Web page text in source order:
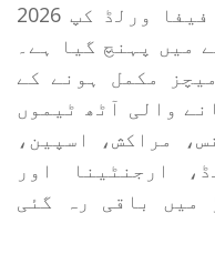
نئی دہلی، 8 جولائی (ہ س)۔ فیفا ورلڈ کپ 2026
میں پہنچ گیا ہے۔
کے تمام میچز مکمل ہونے کے
والی آٹھ ٹیموں
مراکش، اسپین،
ارجنٹینا اور
میں باقی رہ گئی